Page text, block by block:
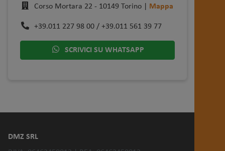
Corso Mortara 22 - 10149 Torino | Mappa
+39.011 227 98 00 / +39.011 561 39 77
SCRIVICI SU WHATSAPP
DMZ SRL